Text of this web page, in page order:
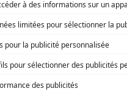
à son petit écran. Celui
Sa spécialité: la télé québécoise.